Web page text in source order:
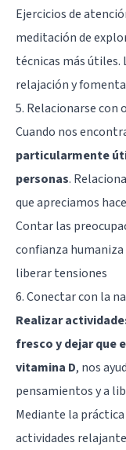
Ejercicios de
meditación de
técnicas más útiles.
relajación y
5. Relacionarse con
Cuando nos
particularmente
personas.
que apreciamos
Contar las
confianza humaniza
liberar tensiones
6. Conectar con la
Realizar
fresco y dejar que
vitamina D, nos
pensamientos y a
Mediante la
actividades